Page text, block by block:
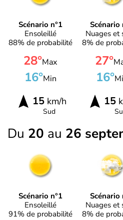
Scénario n°1
Ensoleillé
88% de probabilité
28°Max
16°Min
15km/h
Sud
Scénario
Nuages et
8% de
27°
16°
15
Du 20 au 26
Scénario n°1
Ensoleillé
91% de probabilité
Scénario
Nuages et
8% de